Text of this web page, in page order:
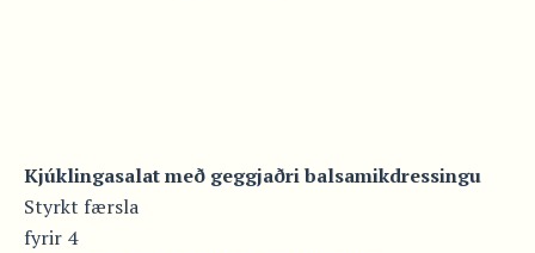
Kjúklingasalat með geggjaðri balsamikdressingu
Styrkt færsla
fyrir 4